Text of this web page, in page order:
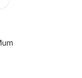
1 springen
2 springen
3 springen